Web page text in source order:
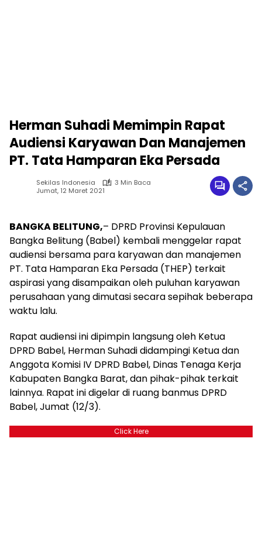
Herman Suhadi Memimpin Rapat
Audiensi Karyawan Dan Manajemen
PT. Tata Hamparan Eka Persada
Sekilas Indonesia
3 Min Baca
Jumat, 12 Maret 2021
BANGKA BELITUNG,– DPRD Provinsi Kepulauan
Bangka Belitung (Babel) kembali menggelar rapat
audiensi bersama para karyawan dan manajemen
PT. Tata Hamparan Eka Persada (THEP) terkait
aspirasi yang disampaikan oleh puluhan karyawan
perusahaan yang dimutasi secara sepihak beberapa
waktu lalu.
Rapat audiensi ini dipimpin langsung oleh Ketua
DPRD Babel, Herman Suhadi didampingi Ketua dan
Anggota Komisi IV DPRD Babel, Dinas Tenaga Kerja
Kabupaten Bangka Barat, dan pihak-pihak terkait
lainnya. Rapat ini digelar di ruang banmus DPRD
Babel, Jumat (12/3).
Click Here